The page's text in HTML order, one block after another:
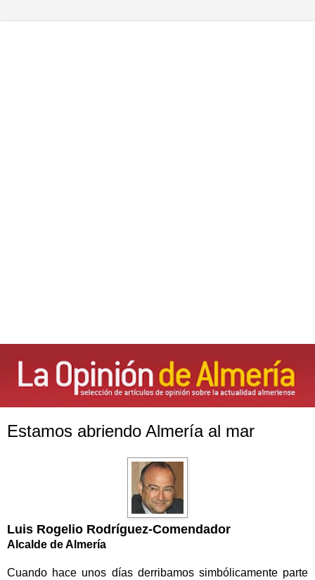
Estamos abriendo Almería al mar
Luis Rogelio Rodríguez-Comendador
Alcalde de Almería
Cuando hace unos días derribamos simbólicamente parte